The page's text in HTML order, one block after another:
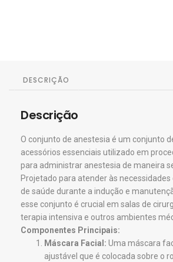
DESCRIÇÃO
Descrição
O conjunto de anestesia é um conjunto
acessórios essenciais utilizado em
para administrar anestesia de maneira
Projetado para atender às
de saúde durante a indução e
esse conjunto é crucial em salas de
terapia intensiva e outros ambientes
Componentes Principais:
Máscara Facial: Uma máscara
ajustável que é colocada sobre o